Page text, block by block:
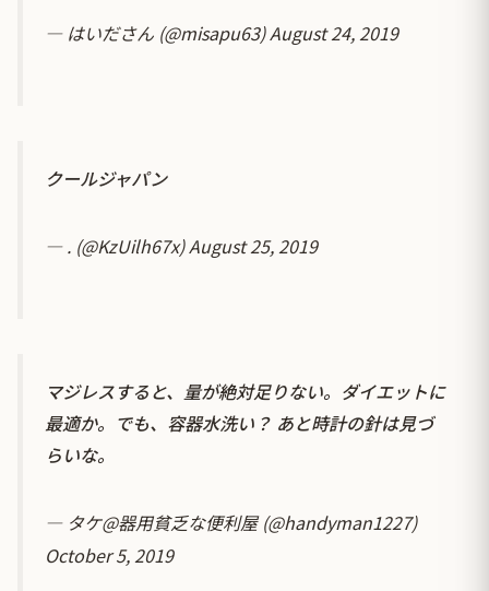
— はいださん (@misapu63)August 24, 2019
クールジャパン
— . (@KzUilh67x)August 25, 2019
マジレスすると、量が絶対足りない。ダイエットに
最適か。でも、容器水洗い？ あと時計の針は見づ
らいな。
— タケ@器用貧乏な便利屋 (@handyman1227)
October 5, 2019